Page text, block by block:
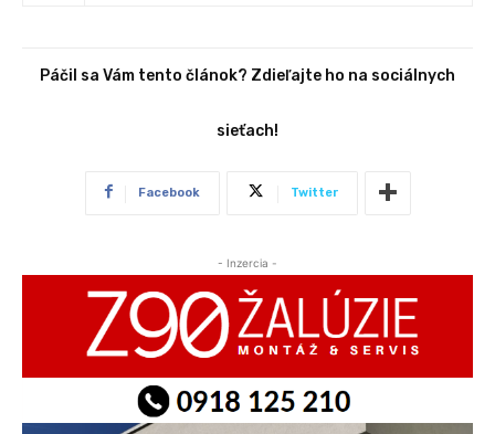
Páčil sa Vám tento článok? Zdieľajte ho na sociálnych
sieťach!
Facebook Twitter
- Inzercia -